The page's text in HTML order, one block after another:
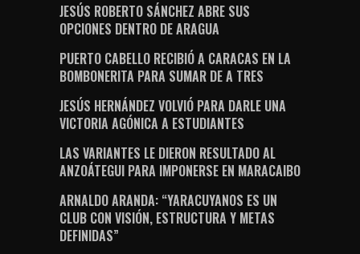
JESÚS ROBERTO SÁNCHEZ ABRE SUS
OPCIONES DENTRO DE ARAGUA
PUERTO CABELLO RECIBIÓ A CARACAS EN LA
BOMBONERITA PARA SUMAR DE A TRES
JESÚS HERNÁNDEZ VOLVIÓ PARA DARLE UNA
VICTORIA AGÓNICA A ESTUDIANTES
LAS VARIANTES LE DIERON RESULTADO AL
ANZOÁTEGUI PARA IMPONERSE EN MARACAIBO
ARNALDO ARANDA: “YARACUYANOS ES UN
CLUB CON VISIÓN, ESTRUCTURA Y METAS
DEFINIDAS”